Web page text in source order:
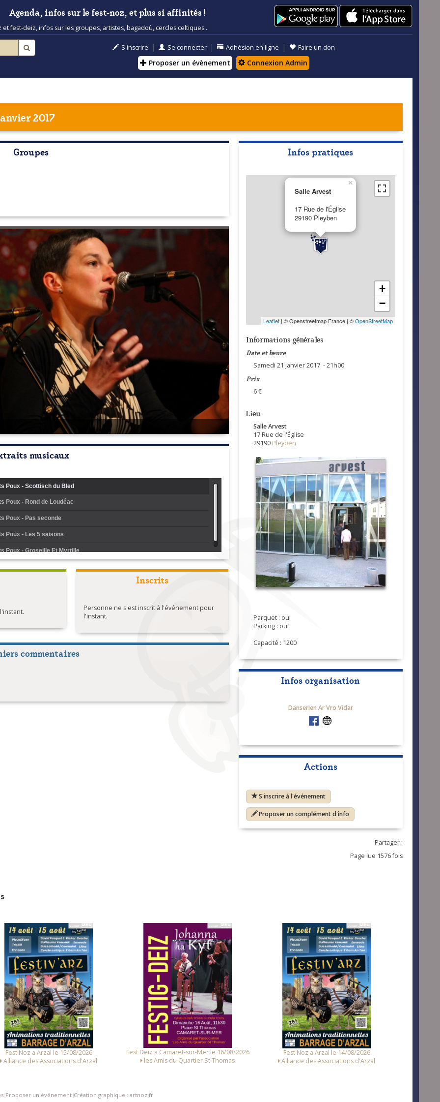
Agenda, infos sur le fest-noz, et plus si affinités !
fest-deiz, infos sur les groupes, artistes, bagadoù, cercles celtiques...
S'inscrire | Se connecter | Adhésion en ligne | Faire un don
Proposer un évènement Connexion Admin
2017
Groupes
musicaux
Poux - Scottisch du Bled
Poux - Rond de Loudéac
Poux - Pas seconde
Poux - Les 5 saisons
Poux - Groseille Et Myrtille
Inscrits
Personne ne s'est inscrit à l'événement pour
l'instant.
commentaires
Infos pratiques
Salle Arvest
17 Rue de l'Église
29190 Pleyben
×
+
−
Leaflet| © Openstreetmap France | ©OpenStreetMap
Informations générales
Date et heure
Samedi 21 janvier 2017 - 21h00
Prix
6 €
Lieu
Salle Arvest
17 Rue de l'Église
29190 Pleyben
Parquet : oui
Parking : oui
Capacité : 1200
Infos organisation
Danserien Ar Vro Vidar
Actions
S'inscrire à l'événement
Proposer un complément d'info
Partager :
Page lue 1576 fois
Deiz a Camaret-sur-Mer le 16/08/2026
les Amis du Quartier St Thomas
Fest Noz a Arzal le 14/08/2026
Alliance des Associations d'Arzal
Concert et Fest-Noz a Sainte-Hélène le
16/08/2026
|Proposer un événement |Création graphique : artnoz.fr